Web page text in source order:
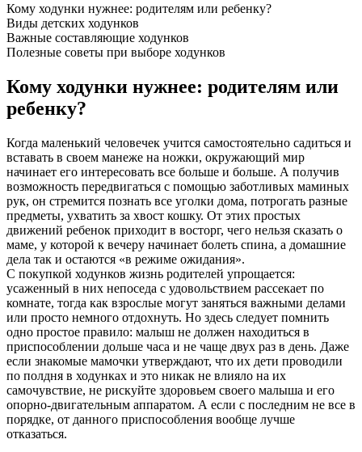
Кому ходунки нужнее: родителям или ребенку?
Виды детских ходунков
Важные составляющие ходунков
Полезные советы при выборе ходунков
Кому ходунки нужнее: родителям или
ребенку?
Когда маленький человечек учится самостоятельно садиться и
вставать в своем манеже на ножки, окружающий мир
начинает его интересовать все больше и больше. А получив
возможность передвигаться с помощью заботливых маминых
рук, он стремится познать все уголки дома, потрогать разные
предметы, ухватить за хвост кошку. От этих простых
движений ребенок приходит в восторг, чего нельзя сказать о
маме, у которой к вечеру начинает болеть спина, а домашние
дела так и остаются «в режиме ожидания».
С покупкой ходунков жизнь родителей упрощается:
усаженный в них непоседа с удовольствием рассекает по
комнате, тогда как взрослые могут заняться важными делами
или просто немного отдохнуть. Но здесь следует помнить
одно простое правило: малыш не должен находиться в
приспособлении дольше часа и не чаще двух раз в день. Даже
если знакомые мамочки утверждают, что их дети проводили
по полдня в ходунках и это никак не влияло на их
самочувствие, не рискуйте здоровьем своего малыша и его
опорно-двигательным аппаратом. А если с последним не все в
порядке, от данного приспособления вообще лучше
отказаться.